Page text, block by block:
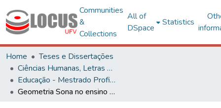
Communities
&
Collections
All of
DSpace
Statistics
Home
Teses e Dissertações
Ciências Humanas, Letras e Artes
Educação - Mestrado Profissional
Geometria Sona no ensino de matemática: uma abordagem pedagógica para a valorização da cultura africana em uma escola pública de Minas Gerais